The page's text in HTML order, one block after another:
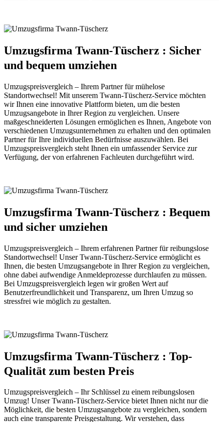
Umzugsfirma Twann-Tüscherz : Sicher
und bequem umziehen
Umzugspreisvergleich – Ihrem Partner für mühelose
Standortwechsel! Mit unserem Twann-Tüscherz-Service möchten
wir Ihnen eine innovative Plattform bieten, um die besten
Umzugsangebote in Ihrer Region zu vergleichen. Unsere
maßgeschneiderten Lösungen ermöglichen es Ihnen, Angebote von
verschiedenen Umzugsunternehmen zu erhalten und den optimalen
Partner für Ihre individuellen Bedürfnisse auszuwählen. Bei
Umzugspreisvergleich steht Ihnen ein umfassender Service zur
Verfügung, der von erfahrenen Fachleuten durchgeführt wird.
Umzugsfirma Twann-Tüscherz : Bequem
und sicher umziehen
Umzugspreisvergleich – Ihrem erfahrenen Partner für reibungslose
Standortwechsel! Unser Twann-Tüscherz-Service ermöglicht es
Ihnen, die besten Umzugsangebote in Ihrer Region zu vergleichen,
ohne dabei aufwendige Anmeldeprozesse durchlaufen zu müssen.
Bei Umzugspreisvergleich legen wir großen Wert auf
Benutzerfreundlichkeit und Transparenz, um Ihren Umzug so
stressfrei wie möglich zu gestalten.
Umzugsfirma Twann-Tüscherz : Top-
Qualität zum besten Preis
Umzugspreisvergleich – Ihr Schlüssel zu einem reibungslosen
Umzug! Unser Twann-Tüscherz-Service bietet Ihnen nicht nur die
Möglichkeit, die besten Umzugsangebote zu vergleichen, sondern
auch eine transparente Preisgestaltung. Wir verstehen, dass